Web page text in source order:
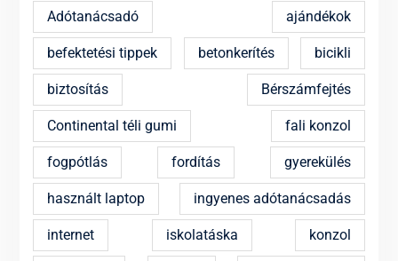
Adótanácsadó ajándékok
befektetési tippek betonkerítés bicikli
biztosítás Bérszámfejtés
Continental téli gumi fali konzol
fogpótlás fordítás gyerekülés
használt laptop ingyenes adótanácsadás
internet iskolatáska konzol